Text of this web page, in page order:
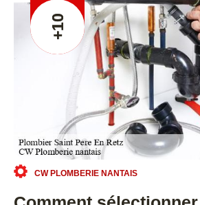
+10
CW PLOMBERIE NANTAIS